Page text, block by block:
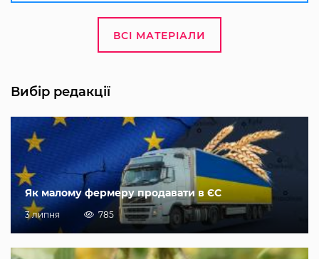
ВСІ МАТЕРІАЛИ
Вибір редакції
Як малому фермеру продавати в ЄС
3 липня 785